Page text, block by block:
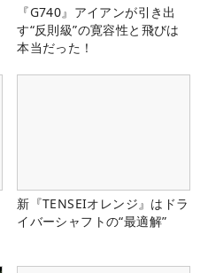
『G740』アイアンが引き出
す“反則級”の寛容性と飛びは
本当だった！
新『TENSEIオレンジ』はドラ
イバーシャフトの“最適解”